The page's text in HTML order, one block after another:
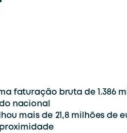
faturação bruta de 1.386
nacional
mais de 21,8 milhões de